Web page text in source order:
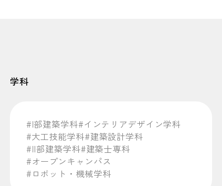
学科
#I部建築学科#インテリアデザイン学科
#大工技能学科#建築設計学科
#II部建築学科#建築士専科
#オープンキャンパス
#ロボット・機械学科